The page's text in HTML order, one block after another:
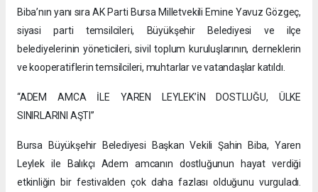
Biba’nın yanı sıra AK Parti Bursa Milletvekili Emine Yavuz Gözgeç,
siyasi parti temsilcileri, Büyükşehir Belediyesi ve ilçe
belediyelerinin yöneticileri, sivil toplum kuruluşlarının, derneklerin
ve kooperatiflerin temsilcileri, muhtarlar ve vatandaşlar katıldı.
“ADEM AMCA İLE YAREN LEYLEK’İN DOSTLUĞU, ÜLKE
SINIRLARINI AŞTI”
Bursa Büyükşehir Belediyesi Başkan Vekili Şahin Biba, Yaren
Leylek ile Balıkçı Adem amcanın dostluğunun hayat verdiği
etkinliğin bir festivalden çok daha fazlası olduğunu vurguladı.